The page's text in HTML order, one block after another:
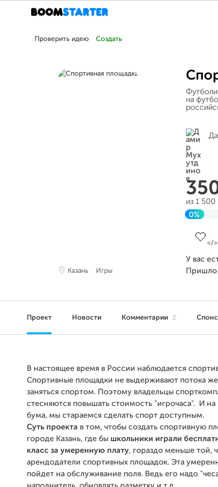
Проверить идею Создать
Казань Игры
на
из 1
0%
У вас
Проект Новости Комментарии 2
В настоящее время в России наблюдается
Спортивные площадки не выдерживают потока
заняться спортом. Поэтому владельцы
стесняются повышать стоимость "игрочаса". И на
бума, мы стараемся сделать спорт доступным.
Суть проекта в том, чтобы создать спортивную
городе Казань, где бы школьники играли
класс за умеренную плату, гораздо меньше той,
арендодатели спортивных площадок. Эта
пойдет на обслуживание поля. Ведь его надо